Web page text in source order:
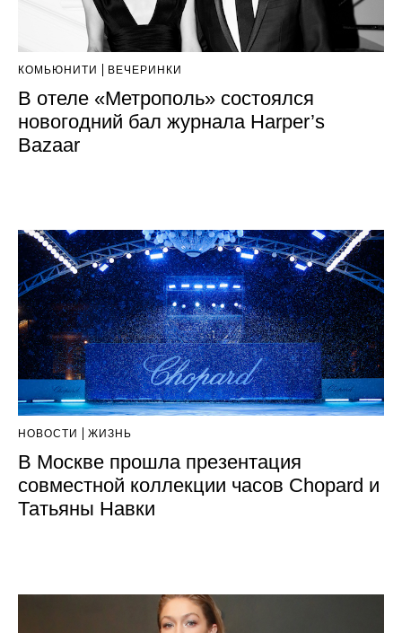
КОМЬЮНИТИ ВЕЧЕРИНКИ
В отеле «Метрополь» состоялся
новогодний бал журнала Harper’s
Bazaar
НОВОСТИ ЖИЗНЬ
В Москве прошла презентация
совместной коллекции часов Chopard и
Татьяны Навки